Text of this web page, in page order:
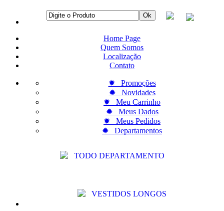
Home Page
Quem Somos
Localização
Contato
✹ Promoções
✹ Novidades
✹ Meu Carrinho
✹ Meus Dados
✹ Meus Pedidos
✹ Departamentos
TODO DEPARTAMENTO
VESTIDOS LONGOS